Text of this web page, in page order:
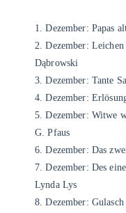
1. Dezember: Papas
2. Dezember:
Dąbrowski
3. Dezember: Tante
4. Dezember:
5. Dezember: Witwe
G. Pfaus
6. Dezember: Das
7. Dezember: Des
Lynda Lys
8. Dezember: